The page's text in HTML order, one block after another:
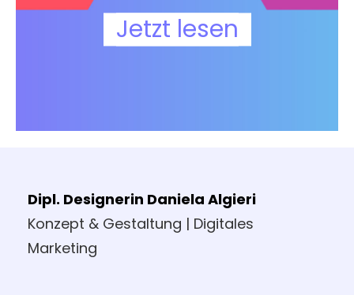
Jetzt lesen
Dipl. Designerin Daniela Algieri
Konzept & Gestaltung | Digitales
Marketing